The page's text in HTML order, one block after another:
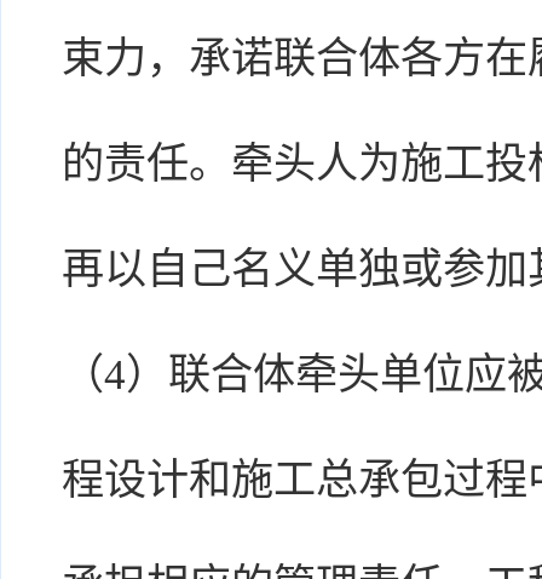
束力，承诺联合体各方
的责任。牵头人为施工
再以自己名义单独或参
（4）联合体牵头单位应
程设计和施工总承包过